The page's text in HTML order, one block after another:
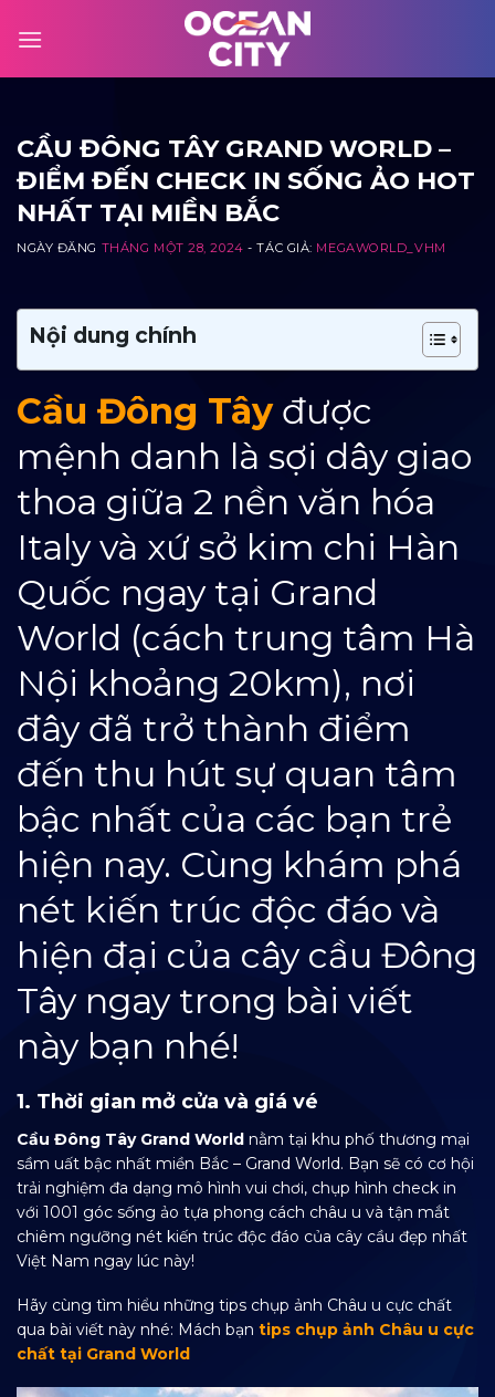
CẦU ĐÔNG TÂY GRAND WORLD –
ĐIỂM ĐẾN CHECK IN SỐNG ẢO HOT
NHẤT TẠI MIỀN BẮC
NGÀY ĐĂNG THÁNG MỘT 28, 2024 - TÁC GIẢ: MEGAWORLD_VHM
Nội dung chính
Cầu Đông Tâyđược
mệnh danh là sợi dây giao
thoa giữa 2 nền văn hóa
Italy và xứ sở kim chi Hàn
Quốc ngay tại Grand
World (cách trung tâm Hà
Nội khoảng 20km), nơi
đây đã trở thành điểm
đến thu hút sự quan tâm
bậc nhất của các bạn trẻ
hiện nay. Cùng khám phá
nét kiến trúc độc đáo và
hiện đại của cây cầu Đông
Tây ngay trong bài viết
này bạn nhé!
1. Thời gian mở cửa và giá vé
Cầu Đông Tây Grand World nằm tại khu phố thương mại
sầm uất bậc nhất miền Bắc – Grand World. Bạn sẽ có cơ hội
trải nghiệm đa dạng mô hình vui chơi, chụp hình check in
với 1001 góc sống ảo tựa phong cách châu u và tận mắt
chiêm ngưỡng nét kiến trúc độc đáo của cây cầu đẹp nhất
Việt Nam ngay lúc này!
Hãy cùng tìm hiểu những tips chụp ảnh Châu u cực chất
qua bài viết này nhé: Mách bạn tips chụp ảnh Châu u cực
chất tại Grand World